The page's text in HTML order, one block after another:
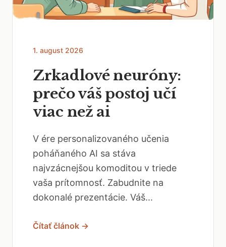
1. august 2026
Zrkadlové neuróny:
prečo váš postoj učí
viac než ai
V ére personalizovaného učenia
poháňaného AI sa stáva
najvzácnejšou komoditou v triede
vaša prítomnosť. Zabudnite na
dokonalé prezentácie. Váš...
Čítať článok →